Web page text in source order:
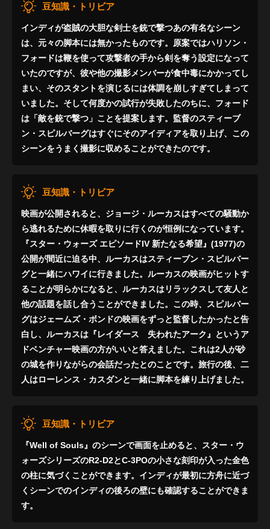
豆知識・トリビア
インディが盗賊の大胆な剣士を銃で撃つあの有名なシーン
は、元々の脚本には無かったものです。原案ではハリソン・
フォードは鞭を使って攻撃者の手から剣を奪う設定になって
いたのですが、彼や他の撮影メンバーが食中毒にかかってし
まい、そのスタントを演じるには体調を崩しすぎてしまって
いました。そして何度かの試行が失敗したのちに、フォード
は「敵を銃で撃つ」ことを提案します。監督のスティーブ
ン・スピルバーグはすぐにそのアイディアを取り上げ、この
シーンをうまく撮影に収めることができたのです。
豆知識・トリビア
映画が公開されると、ジョージ・ルーカスはすべての騒動か
ら逃れるために休暇を取りに行くのが恒例になっています。
『スター・ウォーズ エピソードIV 新たなる希望』(1977)の
公開が間近に迫る中、ルーカスはスティーブン・スピルバー
グと一緒にハワイに行きました。ルーカスの映画がヒットす
ることが明らかになると、ルーカスはリラックスして友人と
他の話題を話し合うことができました。この時、スピルバー
グはジェームズ・ボンドの映画をずっと監督したかったと告
白し、ルーカスは『レイダース 失われたアーク』というア
ドベンチャー映画の方がいいと答えました。これは2人が砂
の城を作りながらの会話だったとのことです。旅行の後、二
人はローレンス・カスダンと一緒に脚本を練り上げました。
豆知識・トリビア
『Well of Souls』のシーンで画面を止めると、スター・ウ
ォーズシリーズのR2-D2とC-3POの小さな刻印が入った金色
の柱に気づくことができます。インディが最初に方舟に近づ
くシーンでのインディの後ろの壁にも確認することができま
す。